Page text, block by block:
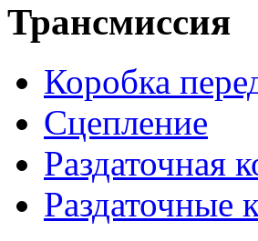
Трансмиссия
Коробка
Сцепление
Раздаточная
Раздаточные